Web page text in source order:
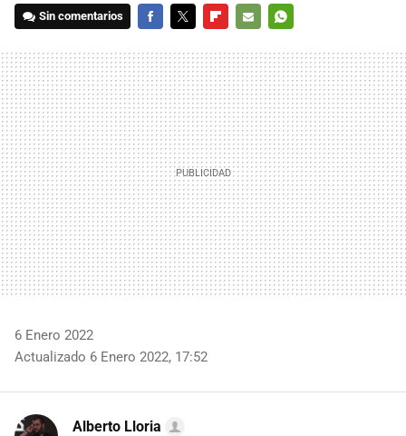
Sin comentarios
MAIL
6 Enero 2022
Actualizado 6 Enero 2022, 17:52
Alberto Lloria